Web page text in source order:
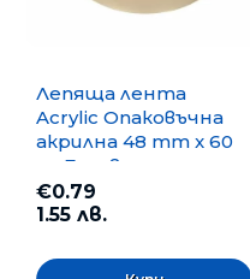
Лепяща лента
Acrylic Опаковъчна
акрилна 48 mm x 60
m, Безцветна
€0.79
1.55 лв.